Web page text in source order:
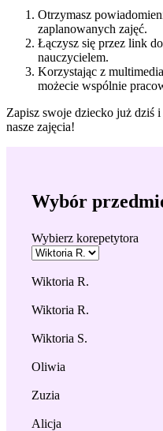
Otrzymasz
zaplanowanych zajęć.
Łączysz się przez link
nauczycielem.
Korzystając z
możecie wspólnie
Zapisz swoje dziecko już dziś
nasze zajęcia!
Wybór
Wybierz korepetytora
Wiktoria R.
Wiktoria R.
Wiktoria S.
Oliwia
Zuzia
Alicja